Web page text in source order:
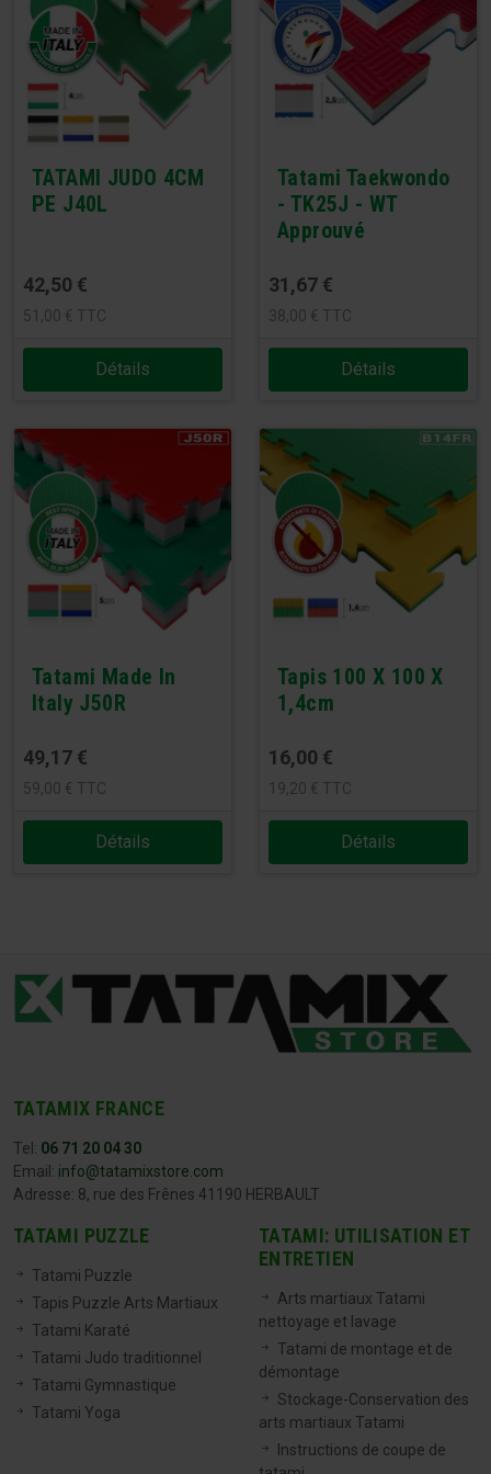
TATAMI JUDO 4CM
PE J40L
42,50 €
51,00 € TTC
Détails
Tatami Taekwondo
- TK25J - WT
Approuvé
31,67 €
38,00 € TTC
Détails
Tatami Made In
Italy J50R
49,17 €
59,00 € TTC
Détails
Tapis 100 X 100 X
1,4cm
16,00 €
19,20 € TTC
Détails
TATAMIX FRANCE
Tel: 06 71 20 04 30
Email: info@tatamixstore.com
Adresse: 8, rue des Frênes 41190 HERBAULT
TATAMI PUZZLE
Tatami Puzzle
Tapis Puzzle Arts Martiaux
Tatami Karaté
Tatami Judo traditionnel
Tatami Gymnastique
Tatami Yoga
TATAMI: UTILISATION ET
ENTRETIEN
Arts martiaux Tatami
nettoyage et lavage
Tatami de montage et de
démontage
Stockage-Conservation des
arts martiaux Tatami
Instructions de coupe de